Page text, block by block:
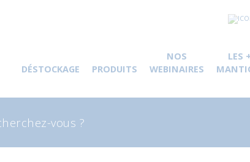
DÉSTOCKAGE PRODUITS
NOS
WEBINAIRES
LES +
Recherche